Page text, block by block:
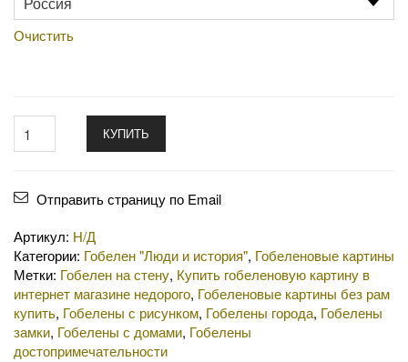
Очистить
КУПИТЬ
Отправить страницу по Email
Артикул: Н/Д
Категории: Гобелен "Люди и история", Гобеленовые картины
Метки: Гобелен на стену, Купить гобеленовую картину в
интернет магазине недорого, Гобеленовые картины без рам
купить, Гобелены с рисунком, Гобелены города, Гобелены
замки, Гобелены с домами, Гобелены
достопримечательности